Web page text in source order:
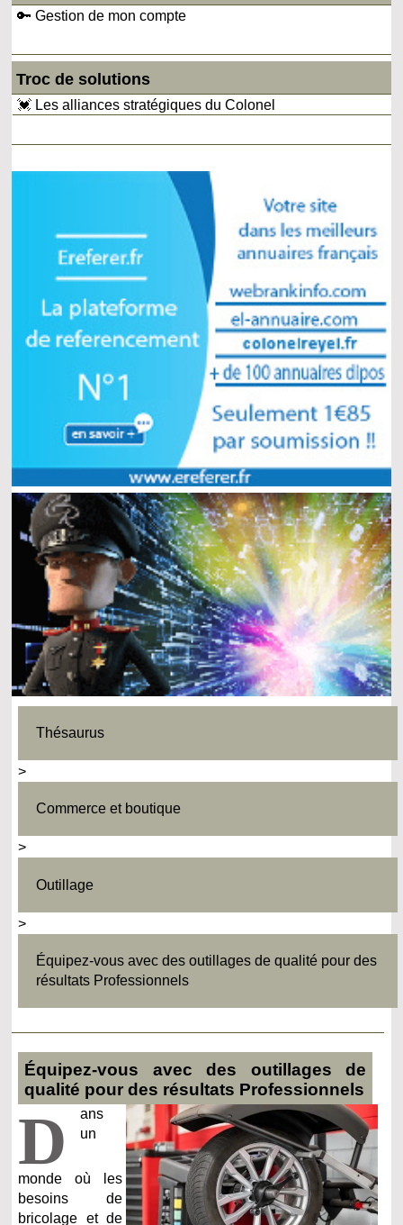
🔑 Gestion de mon compte
Troc de solutions
💓 Les alliances stratégiques du Colonel
Thésaurus
>
Commerce et boutique
>
Outillage
>
Équipez-vous avec des outillages de qualité pour des
résultats Professionnels
Équipez-vous avec des outillages de
qualité pour des résultats Professionnels
D
ans
un
monde où les
besoins de
bricolage et de